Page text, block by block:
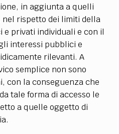
in aggiunta a quelli
rispetto dei limiti della
privati individuali e con il
interessi pubblici e
rilevanti. A
semplice non sono
con la conseguenza che
tale forma di accesso le
a quelle oggetto di